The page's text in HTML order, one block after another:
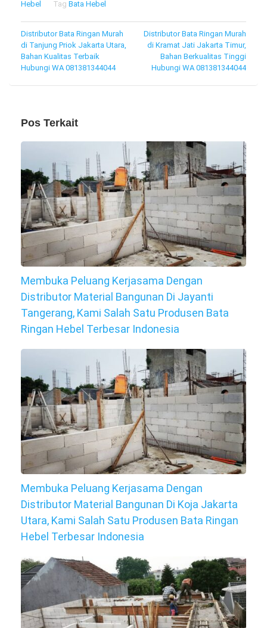
Hebel
Tag Bata Hebel
Navigasi
pos
Distributor Bata Ringan Murah
di Tanjung Priok Jakarta Utara,
Bahan Kualitas Terbaik
Hubungi WA 081381344044
Distributor Bata Ringan Murah
di Kramat Jati Jakarta Timur,
Bahan Berkualitas Tinggi
Hubungi WA 081381344044
Pos Terkait
Membuka Peluang Kerjasama Dengan
Distributor Material Bangunan Di Jayanti
Tangerang, Kami Salah Satu Produsen Bata
Ringan Hebel Terbesar Indonesia
Membuka Peluang Kerjasama Dengan
Distributor Material Bangunan Di Koja Jakarta
Utara, Kami Salah Satu Produsen Bata Ringan
Hebel Terbesar Indonesia